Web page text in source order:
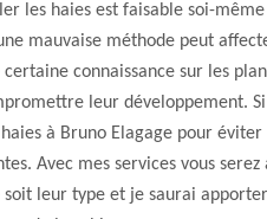
les haies est faisable soi-
mauvaise méthode peut
certaine connaissance sur les
leur développement.
à Bruno Elagage pour
Avec mes services vous
soit leur type et je saurai